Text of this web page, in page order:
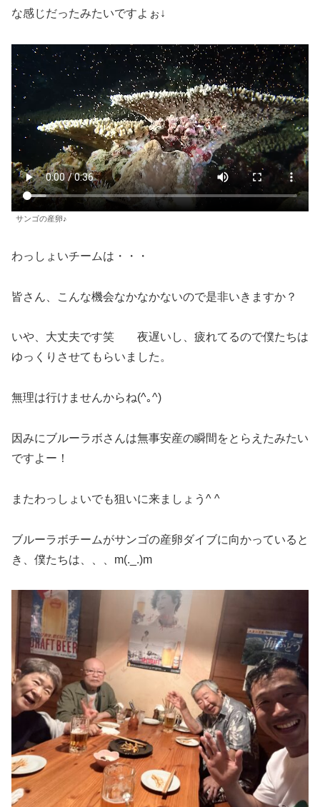
な感じだったみたいですよぉ↓
サンゴの産卵♪
わっしょいチームは・・・
皆さん、こんな機会なかなかないので是非いきますか？
いや、大丈夫です笑 夜遅いし、疲れてるので僕たちは
ゆっくりさせてもらいました。
無理は行けませんからね(^｡^)
因みにブルーラボさんは無事安産の瞬間をとらえたみたい
ですよー！
またわっしょいでも狙いに来ましょう^ ^
ブルーラボチームがサンゴの産卵ダイブに向かっていると
き、僕たちは、、、m(._.)m